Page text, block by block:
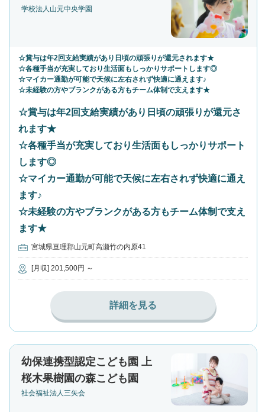
学校法人山元中央学園
☆賞与は年2回支給実績があり日頃の頑張りが還元されます★
☆各種手当が充実しており生活面もしっかりサポートします◎
☆マイカー通勤が可能で天候に左右されず快適に通えます♪
☆未経験の方やブランクがある方もチーム体制で支えます★
☆賞与は年2回支給実績があり日頃の頑張りが還元さ
れます★
☆各種手当が充実しており生活面もしっかりサポート
します◎
☆マイカー通勤が可能で天候に左右されず快適に通え
ます♪
☆未経験の方やブランクがある方もチーム体制で支え
ます★
宮城県亘理郡山元町高瀬竹の内原41
[月収] 201,500円 ～
詳細を見る
幼保連携型認定こども園 上
桜木果樹園の森こども園
社会福祉法人三矢会